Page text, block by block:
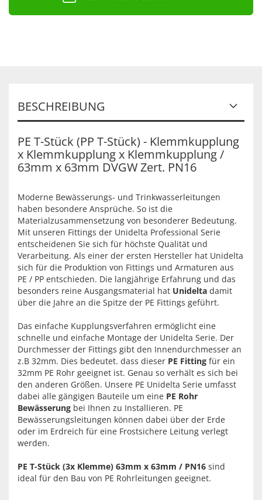
BESCHREIBUNG
PE T-Stück (PP T-Stück) - Klemmkupplung
x Klemmkupplung x Klemmkupplung /
63mm x 63mm DVGW Zert. PN16
Moderne Bewässerungs- und Trinkwasserleitungen
haben besondere Ansprüche. So ist die
Materialzusammensetzung von besonderer Bedeutung.
Mit unseren Fittings der Unidelta Professional Serie
entscheidenen Sie sich für höchste Qualität und
Verarbeitung. Als einer der ersten Hersteller hat Unidelta
sich für die Produktion von Fittings und Armaturen aus
PE / PP entschieden. Die langjährige Erfahrung und das
besonders reine Ausgangsmaterial hat Unidelta damit
über die Jahre an die Spitze der PE Fittings geführt.
Das einfache Kupplungsverfahren ermöglicht eine
schnelle und einfache Montage der Unidelta Serie. Der
Durchmesser der Fittings gibt den Innendurchmesser an
z.B 32mm. Dies bedeutet. dass dieser PE Fitting für ein
32mm PE Rohr geeignet ist. Genau so verhält es sich bei
den anderen Größen. Unsere PE Unidelta Serie umfasst
dabei alle gängigen Bauteile um eine PE Rohr
Bewässerung bei Ihnen zu Installieren. PE
Bewässerungsleitungen können dabei über der Erde
oder im Erdreich für eine Frostsichere Leitung verlegt
werden.
PE T-Stück (3x Klemme) 63mm x 63mm / PN16 sind
ideal für den Bau von PE Rohrleitungen geeignet.